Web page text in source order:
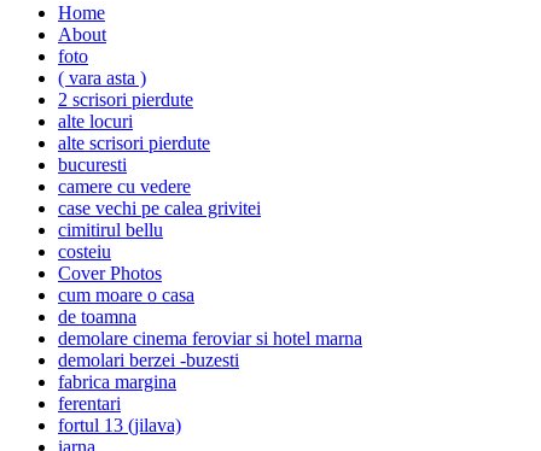
Home
About
foto
( vara asta )
2 scrisori pierdute
alte locuri
alte scrisori pierdute
bucuresti
camere cu vedere
case vechi pe calea grivitei
cimitirul bellu
costeiu
Cover Photos
cum moare o casa
de toamna
demolare cinema feroviar si hotel marna
demolari berzei -buzesti
fabrica margina
ferentari
fortul 13 (jilava)